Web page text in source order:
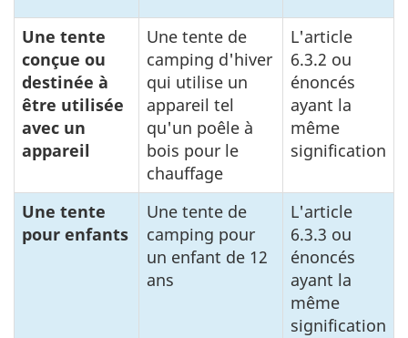
Une tente
conçue ou
destinée à
être utilisée
avec un
appareil
Une tente de
camping d'hiver
qui utilise un
appareil tel
qu'un poêle à
bois pour le
chauffage
L'article
6.3.2 ou
énoncés
ayant la
même
signification
Une tente
pour enfants
Une tente de
camping pour
un enfant de 12
ans
L'article
6.3.3 ou
énoncés
ayant la
même
signification